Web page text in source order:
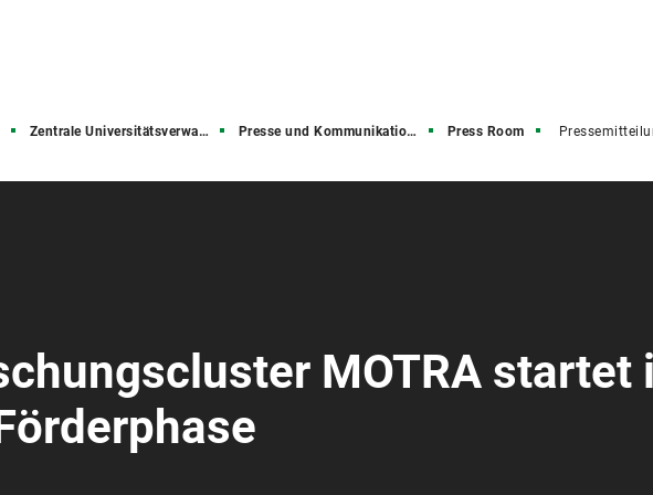
Zentrale Universitätsverwaltung Presse und Kommunikation (PuK) Press Room
MOTRA startet